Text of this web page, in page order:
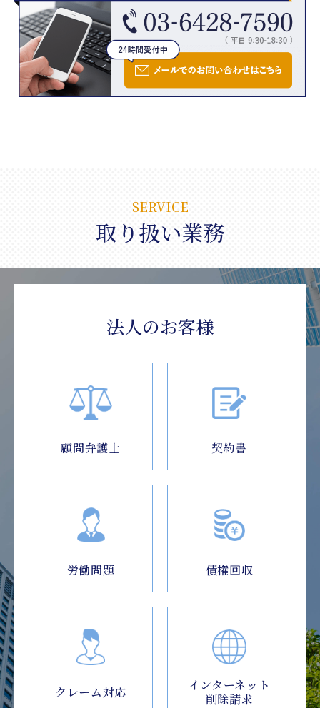
SERVICE
取り扱い業務
法人のお客様
顧問弁護士 契約書
労働問題 債権回収
クレーム対応
インターネット
削除請求